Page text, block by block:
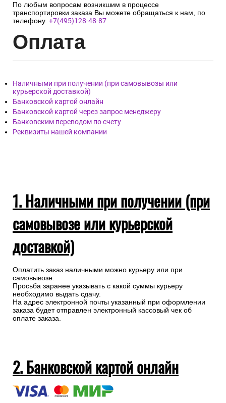
По любым вопросам возникшим в процессе
транспортировки заказа Вы можете обращаться к нам, по
телефону. +7(495)128-48-87
Оплата
Наличными при получении (при самовывозы или
курьерской доставкой)
Банковской картой онлайн
Банковской картой через запрос менеджеру
Банковским переводом по счету
Реквизиты нашей компании
1. Наличными при получении (при
самовывозе или курьерской
доставкой)
Оплатить заказ наличными можно курьеру или при
самовывозе.
Просьба заранее указывать с какой суммы курьеру
необходимо выдать сдачу.
На адрес электронной почты указанный при оформлении
заказа будет отправлен электронный кассовый чек об
оплате заказа.
2. Банковской картой онлайн